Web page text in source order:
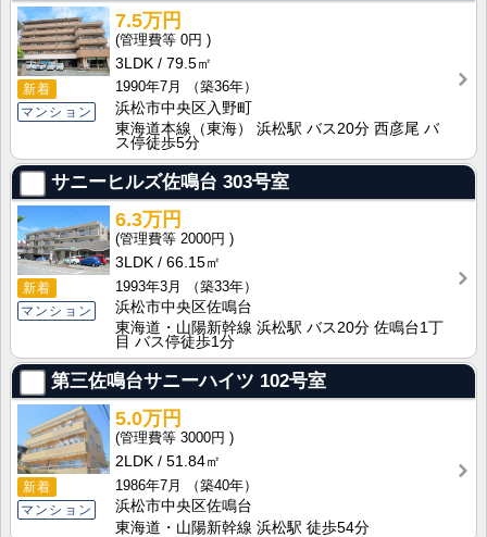
新着
マンション
7.5万円
0円
3LDK
79.5㎡
1990年7月
（築36年）
浜松市中央区入野町
東海道本線（東海） 浜松駅 バス20分 西彦尾 バ
ス停徒歩5分
サニーヒルズ佐鳴台 303号室
新着
マンション
6.3万円
2000円
3LDK
66.15㎡
1993年3月
（築33年）
浜松市中央区佐鳴台
東海道・山陽新幹線 浜松駅 バス20分 佐鳴台1丁
目 バス停徒歩1分
第三佐鳴台サニーハイツ 102号室
新着
マンション
5.0万円
3000円
2LDK
51.84㎡
1986年7月
（築40年）
浜松市中央区佐鳴台
東海道・山陽新幹線 浜松駅 徒歩54分